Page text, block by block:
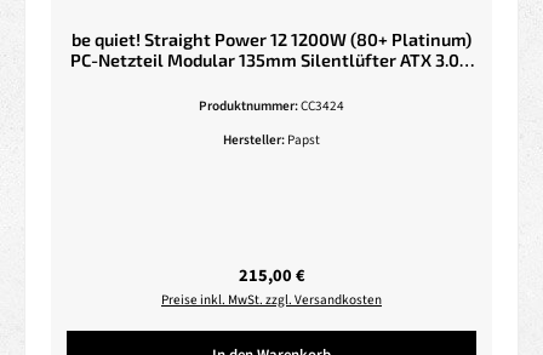
be quiet! Straight Power 12 1200W (80+ Platinum)
PC-Netzteil Modular 135mm Silentlüfter ATX 3.0 /
Produktnummer:CC3424
Hersteller: Papst
Regulärer Preis:
215,00 €
Preise inkl. MwSt. zzgl. Versandkosten